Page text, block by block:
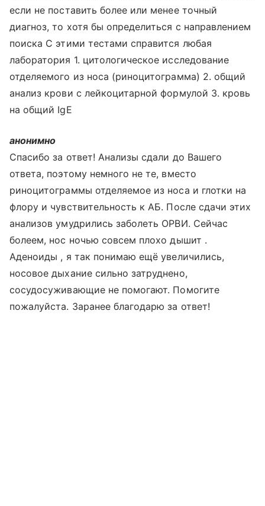
если не поставить более или менее точный
диагноз, то хотя бы определиться с направлением
поиска С этими тестами справится любая
лаборатория 1. цитологическое исследование
отделяемого из носа (риноцитограмма) 2. общий
анализ крови с лейкоцитарной формулой 3. кровь
на общий IgE
анонимно
Спасибо за ответ! Анализы сдали до Вашего
ответа, поэтому немного не те, вместо
риноцитограммы отделяемое из носа и глотки на
флору и чувствительность к АБ. После сдачи этих
анализов умудрились заболеть ОРВИ. Сейчас
болеем, нос ночью совсем плохо дышит .
Аденоиды , я так понимаю ещё увеличились,
носовое дыхание сильно затруднено,
сосудосуживающие не помогают. Помогите
пожалуйста. Заранее благодарю за ответ!